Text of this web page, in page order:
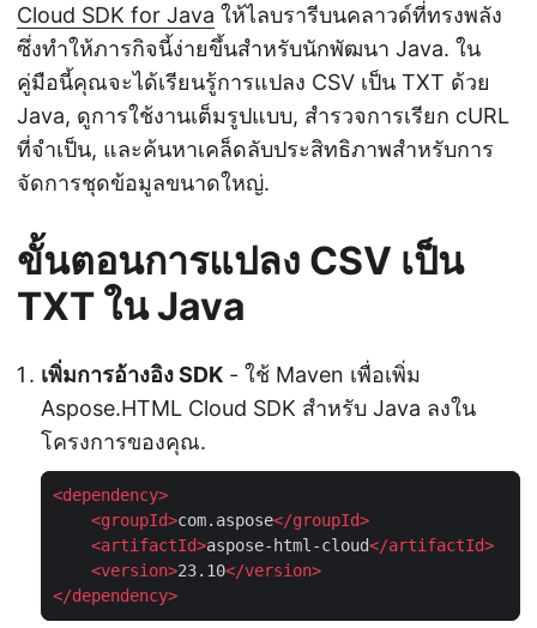
Cloud SDK for Java ให้ไลบรารีบนคลาวด์ที่ทรงพลัง
ซึ่งทำให้ภารกิจนี้ง่ายขึ้นสำหรับนักพัฒนา Java. ใน
คู่มือนี้คุณจะได้เรียนรู้การแปลง CSV เป็น TXT ด้วย
Java, ดูการใช้งานเต็มรูปแบบ, สำรวจการเรียก cURL
ที่จำเป็น, และค้นหาเคล็ดลับประสิทธิภาพสำหรับการ
จัดการชุดข้อมูลขนาดใหญ่.
ขั้นตอนการแปลง CSV เป็น
TXT ใน Java
เพิ่มการอ้างอิง SDK - ใช้ Maven เพื่อเพิ่ม
Aspose.HTML Cloud SDK สำหรับ Java ลงใน
โครงการของคุณ.
<dependency>
<groupId>com.aspose</groupId>
<artifactId>aspose-html-cloud</artifactId>
<version>23.10</version>
</dependency>